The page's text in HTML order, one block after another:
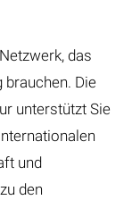
das
Die
unterstützt Sie
und
den